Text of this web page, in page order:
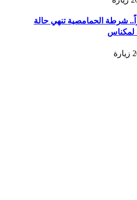
طال 12 تاجراً.. شرطة الحمامصية تنهي حالة
لمكناس
زيارة